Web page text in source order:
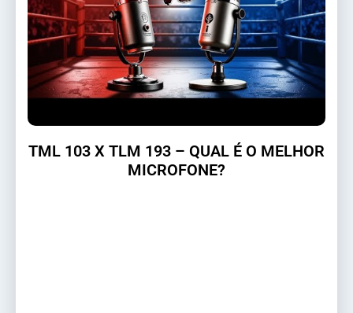
TML 103 X TLM 193 – QUAL É O MELHOR
MICROFONE?